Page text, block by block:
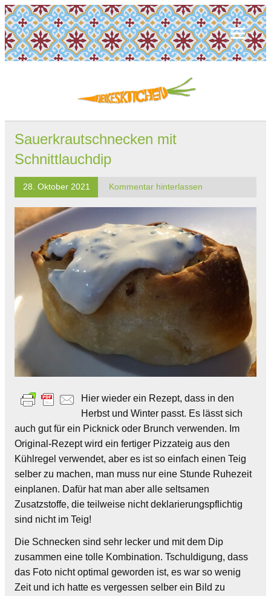
Sauerkrautschnecken mit
Schnittlauchdip
28. Oktober 2021 Kommentar hinterlassen
Hier wieder ein Rezept, dass in den
Herbst und Winter passt. Es lässt sich
auch gut für ein Picknick oder Brunch verwenden. Im
Original-Rezept wird ein fertiger Pizzateig aus den
Kühlregel verwendet, aber es ist so einfach einen Teig
selber zu machen, man muss nur eine Stunde Ruhezeit
einplanen. Dafür hat man aber alle seltsamen
Zusatzstoffe, die teilweise nicht deklarierungspflichtig
sind nicht im Teig!
Die Schnecken sind sehr lecker und mit dem Dip
zusammen eine tolle Kombination. Tschuldigung, dass
das Foto nicht optimal geworden ist, es war so wenig
Zeit und ich hatte es vergessen selber ein Bild zu